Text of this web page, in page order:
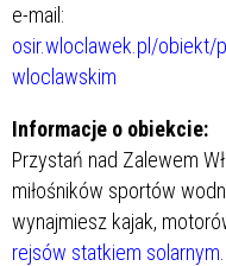
e-mail:
osir.wloclawek.pl/obiekt/
wloclawskim
Informacje o obiekcie:
Przystań nad Zalewem
miłośników sportów
wynajmiesz kajak,
rejsów statkiem solarnym